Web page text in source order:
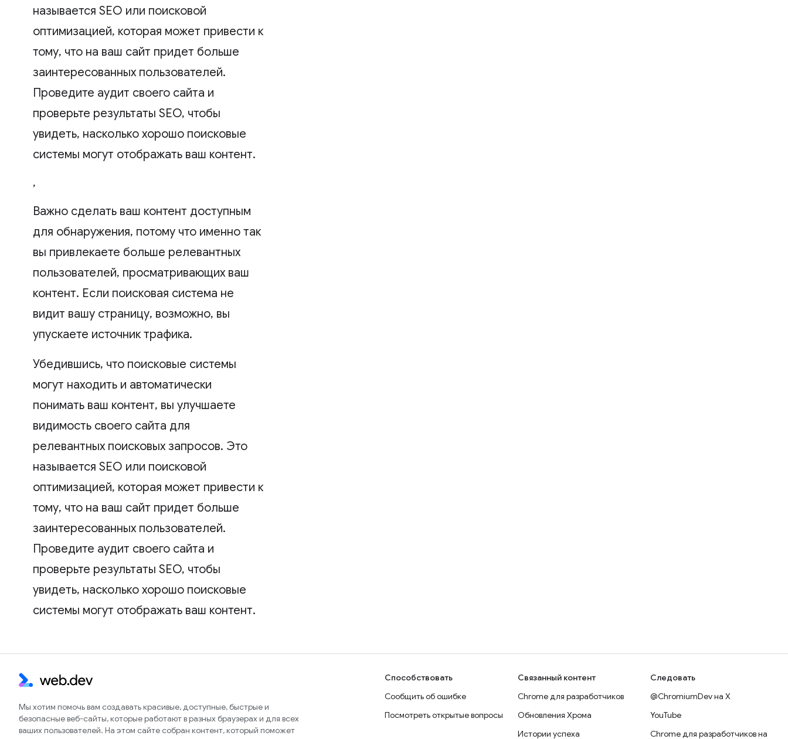
называется SEO или поисковой
оптимизацией, которая может привести к
тому, что на ваш сайт придет больше
заинтересованных пользователей.
Проведите аудит своего сайта и
проверьте результаты SEO, чтобы
увидеть, насколько хорошо поисковые
системы могут отображать ваш контент.
,
Важно сделать ваш контент доступным
для обнаружения, потому что именно так
вы привлекаете больше релевантных
пользователей, просматривающих ваш
контент. Если поисковая система не
видит вашу страницу, возможно, вы
упускаете источник трафика.
Убедившись, что поисковые системы
могут находить и автоматически
понимать ваш контент, вы улучшаете
видимость своего сайта для
релевантных поисковых запросов. Это
называется SEO или поисковой
оптимизацией, которая может привести к
тому, что на ваш сайт придет больше
заинтересованных пользователей.
Проведите аудит своего сайта и
проверьте результаты SEO, чтобы
увидеть, насколько хорошо поисковые
системы могут отображать ваш контент.
Мы хотим помочь вам создавать красивые, доступные, быстрые и
безопасные веб-сайты, которые работают в разных браузерах и для всех
ваших пользователей. На этом сайте собран контент, который поможет
Способствовать
Сообщить об ошибке
Посмотреть открытые вопросы
Связанный контент
Chrome для разработчиков
Обновления Хрома
Истории успеха
Следовать
@ChromiumDev на X
YouTube
Chrome для разработчиков на